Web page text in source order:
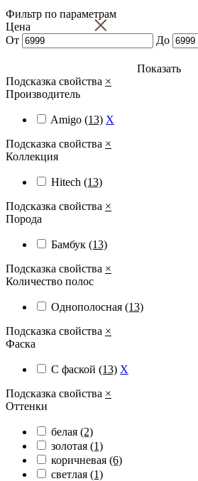
Фильтр по параметрам
×
Цена
От
До
Показать
Подсказка свойства ×
Производитель
Amigo (13) X
Подсказка свойства ×
Коллекция
Hitech (13)
Подсказка свойства ×
Порода
Бамбук (13)
Подсказка свойства ×
Количество полос
Однополосная (13)
Подсказка свойства ×
Фаска
С фаской (13) X
Подсказка свойства ×
Оттенки
белая (2)
золотая (1)
коричневая (6)
светлая (1)